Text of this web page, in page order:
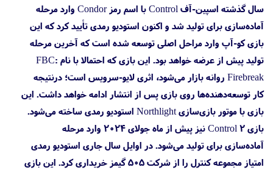
سال گذشته اسپین-آف Control با اسم رمز Condor وارد مرحله
آماده‌سازی برای تولید شد و اکنون استودیو رمدی تأیید کرد که این
بازی کو-آپ وارد مراحل اصلی توسعه شده است که آخرین مرحله
تولید پیش از عرضه خواهد بود. این بازی که احتمالا با نام FBC:
Firebreak روانه بازار می‌شود، اثری لایو-سرویس است؛ درنتیجه
کار توسعه‌دهنده‌ها روی بازی پس از انتشار ادامه خواهد داشت. این
بازی با موتور بازی‌سازی Northlight استودیو رمدی ساخته می‌شود.
بازی Control 2 نیز پیش از ماه جولای ۲۰۲۴ وارد مرحله
آماده‌سازی برای تولید می‌شود. در اوایل سال جاری استودیو رمدی
امتیاز مجموعه کنترل را از شرکت ۵۰۵ گیمز خریداری کرد. این بازی